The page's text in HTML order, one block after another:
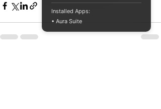
Installed Apps:
• Aura Suite